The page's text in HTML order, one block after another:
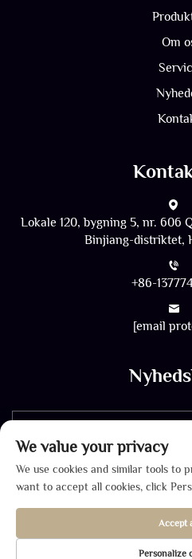
Om
Lokale 120, bygning 5, nr. 606
Binjiang-distriktet,
+86-
[email
Ophavsret © 2026 af
LTD. -
We value your privacy
We use cookies and similar tools to
want to accept all cookies, click
Personalize
Accept